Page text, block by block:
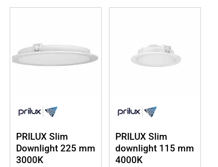
PRILUX Slim
Downlight 225 mm
3000K
PRILUX Slim
downlight 115 mm
4000K